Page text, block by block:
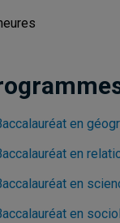
en
en
en
en